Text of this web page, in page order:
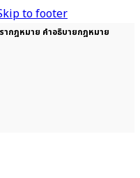
to footer
ากฎหมาย คำอธิบายกฎหมาย